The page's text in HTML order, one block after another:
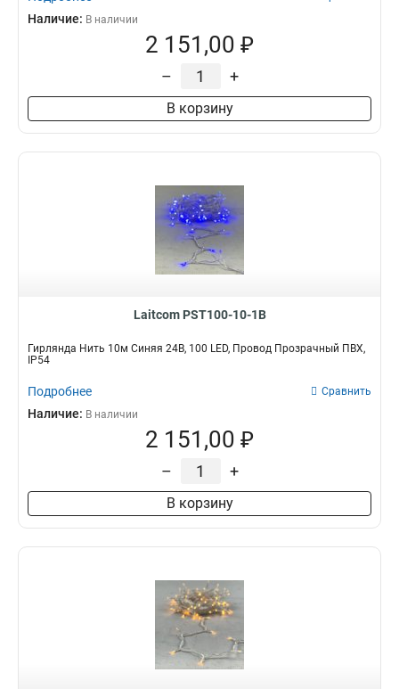
Наличие: В наличии
2 151,00 ₽
– +
В корзину
Laitcom PST100-10-1B
Гирлянда Нить 10м Синяя 24В, 100 LED, Провод Прозрачный ПВХ,
IP54
Подробнее Сравнить
Наличие: В наличии
2 151,00 ₽
– +
В корзину